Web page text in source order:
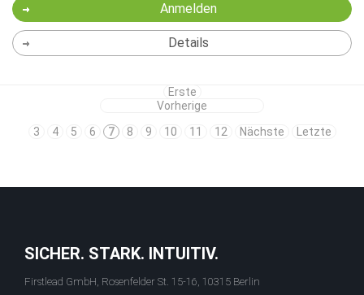
Anmelden
Details
Erste
Vorherige
3
4 5 6 7 8 9 10 11 12 Nächste Letzte
SICHER. STARK. INTUITIV.
Firstlead GmbH, Rosenfelder St. 15-16, 10315 Berlin